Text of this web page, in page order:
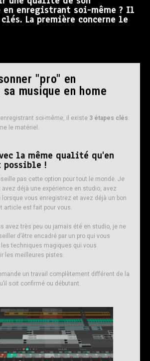
enregistrant soi-même ? Il
La première concerne le
"pro" en
musique en home
soi-même, il existe 3 étapes clés.
le matériel.
la même qualité qu'en
possible !
pas cette option pour tout le monde. Je
avez déjà une expérience en studio, avez
lorsque vous enregistrez et avez déjà un bon
article est fait pour vous.
avez très peu ou jamais été en studio, je ne
d’être encadré par un pro qui vous
les techniques magiques qui vous
les meilleures pistes.
un travail complètement différent de la
soit confirmé ou débutant.